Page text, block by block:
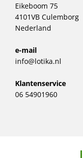
Eikeboom 75
4101VB Culemborg
Nederland
e-mail
info@lotika.nl
Klantenservice
06 54901960